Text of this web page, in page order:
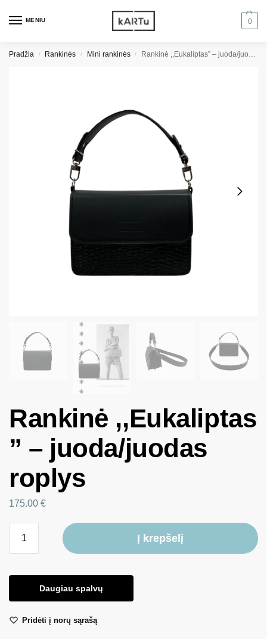
MENIU 0
Pradžia / Rankinės / Mini rankinės / Rankinė ,,Eukaliptas” – juoda/juodas roplys
Rankinė ,,Eukaliptas
” – juoda/juodas
roplys
175.00 €
Į krepšelį
Daugiau spalvų
Pridėti į norų sąrašą